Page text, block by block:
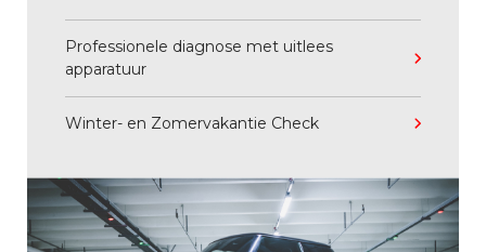
Professionele diagnose met uitlees
apparatuur
Winter- en Zomervakantie Check